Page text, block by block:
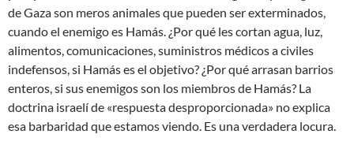
de Gaza son meros animales que pueden ser exterminados,
cuando el enemigo es Hamás. ¿Por qué les cortan agua, luz,
alimentos, comunicaciones, suministros médicos a civiles
indefensos, si Hamás es el objetivo? ¿Por qué arrasan barrios
enteros, si sus enemigos son los miembros de Hamás? La
doctrina israelí de «respuesta desproporcionada» no explica
esa barbaridad que estamos viendo. Es una verdadera locura.